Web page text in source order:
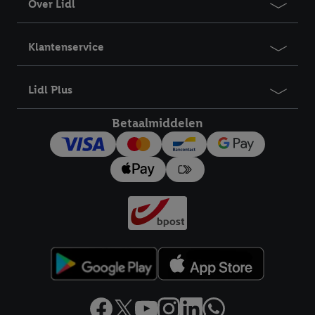
Over Lidl
Klantenservice
Lidl Plus
Betaalmiddelen